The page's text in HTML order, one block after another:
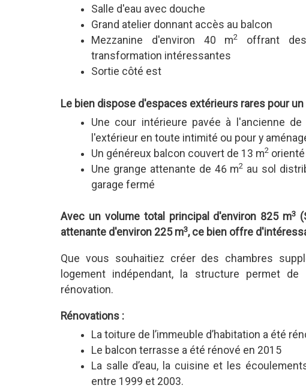
Salle d'eau avec douche
Grand atelier donnant accès au balcon
Mezzanine d'environ 40 m2
offrant
transformation intéressantes
Sortie côté est
Le bien dispose d'espaces extérieurs rares pour
Une cour intérieure pavée à l'ancienne
l'extérieur en toute intimité ou pour y
Un généreux balcon couvert de 13 m2
Une grange attenante de 46 m2 au sol
garage fermé
Avec un volume total principal d'environ 825 m3
attenante d'environ 225 m3,ce bien offre
Que vous souhaitiez créer des chambres
logement indépendant, la structure permet
rénovation.
Rénovations :
La toiture de l’immeuble d’habitation a été
Le balcon terrasse a été rénové en 2015
La salle d’eau, la cuisine et les
entre 1999 et 2003.